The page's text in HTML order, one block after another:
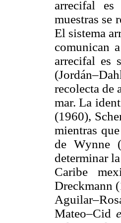
arrecifal es
muestras se
El sistema
comunican
arrecifal es
recolecta de
mar. La
(1960),
mientras
de Wynne
determinar
Caribe
Dreckmann
Mateo–Cid